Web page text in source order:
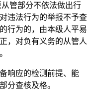
管部分不依法做出行
违法行为的举报不予查
行为的，由本级人平易
，对负有义务的从管人
应的检测前提、能
分查核及格。